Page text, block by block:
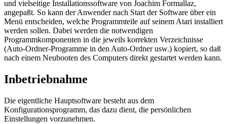
und vielseitige Installationssoftware von Joachim Formallaz,
angepaßt. So kann der Anwender nach Start der Software über ein
Menü entscheiden, welche Programmteile auf seinem Atari installiert
werden sollen. Dabei werden die notwendigen
Programmkomponenten in die jeweils korrekten Verzeichnisse
(Auto-Ordner-Programme in den Auto-Ordner usw.) kopiert, so daß
nach einem Neubooten des Computers direkt gestartet werden kann.
Inbetriebnahme
Die eigentliche Hauptsoftware besteht aus dem
Konfigurationsprogramm, das dazu dient, die persönlichen
Einstellungen vorzunehmen.